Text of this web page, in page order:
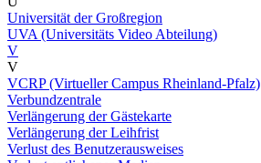
Universität der Großregion
UVA (Universitäts Video Abteilung)
V
V
VCRP (Virtueller Campus Rheinland-Pfalz)
Verbundzentrale
Verlängerung der Gästekarte
Verlängerung der Leihfrist
Verlust des Benutzerausweises